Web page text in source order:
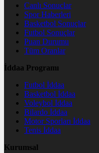
Canlı Sonuçlar
Spor Haberleri
Basketbol Sonuçlar
Futbol Sonuçlar
Puan Durumu
Tüm Oranlar
İddaa Programı
Futbol İddaa
Basketbol İddaa
Voleybol İddaa
Bilardo İddaa
Motor Sporları İddaa
Tenis İddaa
Kurumsal